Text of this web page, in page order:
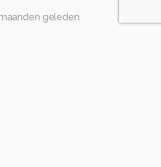
geleden